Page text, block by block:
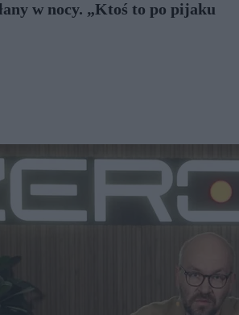
w nocy. „Ktoś to po pijaku